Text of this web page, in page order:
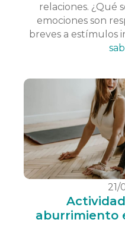
relaciones. ¿Qué
emociones son
breves a estímulos
21/
aburrimiento